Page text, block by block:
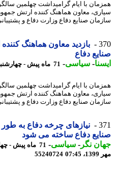
با ایام گرامیداشت چهلمین سالگرد
معاون هماهنگ کننده ارتش جمهوری
صنایع دفاع وزارت دفاع و پشتیبانی ...
بازدید معاون هماهنگ کننده
دفاع
-سیاسی-71 ماه پیش - چهارشنبه 9 مهر 1399، 07:55
با ایام گرامیداشت چهلمین سالگرد
معاون هماهنگ کننده ارتش جمهوری
صنایع دفاع وزارت دفاع و پشتیبانی ...
نیازهای چرخه دفاع به طور
دفاع ساخته می شود
نگر -سیاسی-
55240724